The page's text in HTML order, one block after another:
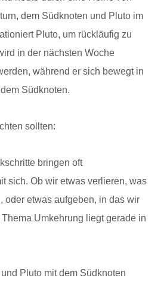
dem Südknoten und Pluto im
Pluto, um rückläufig zu
in der nächsten Woche
während er sich bewegt in
Südknoten.
sollten:
bringen oft
sich. Ob wir etwas verlieren, was
oder etwas aufgeben, in das wir
Umkehrung liegt gerade in
Pluto mit dem Südknoten